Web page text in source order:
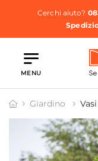
Cerchi aiuto?
MENU
Giardino